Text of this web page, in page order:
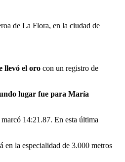
de La Flora, en la ciudad de
llevó el oro con un registro de
lugar fue para María
14:21.87. En esta última
en la especialidad de 3.000 metros